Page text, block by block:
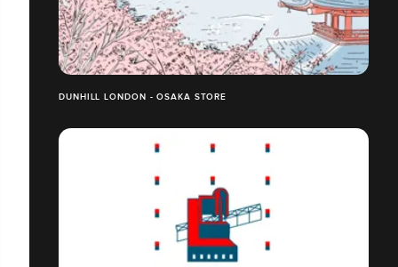
DUNHILL LONDON - OSAKA STORE